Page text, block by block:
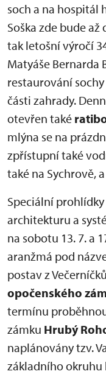
soch a na hospitál
Soška zde bude
tak letošní výročí
Matyáše Bernarda
restaurování
části zahrady.
otevřen také
mlýna se na
zpřístupní také
také na Sychrově,
Speciální
architekturu a
na sobotu 13. 7. a
aranžmá pod
postav z
opočenského
termínu
zámku Hrubý
naplánovány tzv.
základního